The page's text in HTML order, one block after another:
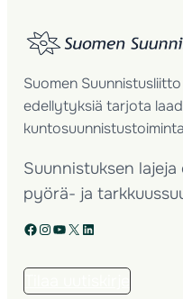
Suomen
edellytyksiä tarjota
Suunnistuksen
pyörä- ja
Facebook Instagram YouTube X LinkedIn